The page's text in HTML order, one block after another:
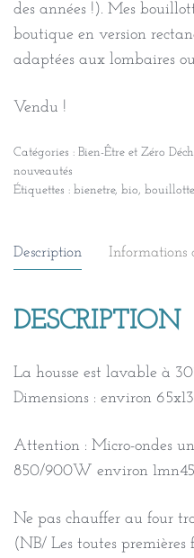
des années !). Mes
boutique en version
adaptées aux lombaires
Vendu !
Catégories : Bien-Être et Zéro
nouveautés
Étiquettes : bienetre, bio, bouillotte
Description Informations
DESCRIPTION
La housse est lavable à
Dimensions : environ
Attention : Micro-ondes
850/900W environ
Ne pas chauffer au four
(NB/ Les toutes